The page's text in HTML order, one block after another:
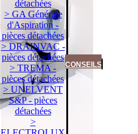
détachées
> GA Générale
d'Aspiration -
pièces détachées
> DRAINVAC -
pièces détachées
> TREMA -
pièces détachées
> UNELVENT
S&P - pièces
détachées
>
CONSEILS